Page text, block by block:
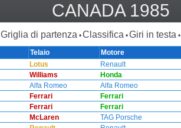
CANADA 1985
Griglia di partenza •Classifica •Giri in testa •
Telaio Motore
Lotus Renault
Williams Honda
Alfa Romeo Alfa Romeo
Ferrari Ferrari
Ferrari Ferrari
McLaren TAG Porsche